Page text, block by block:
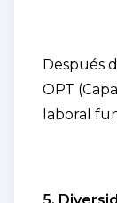
Después
OPT
laboral